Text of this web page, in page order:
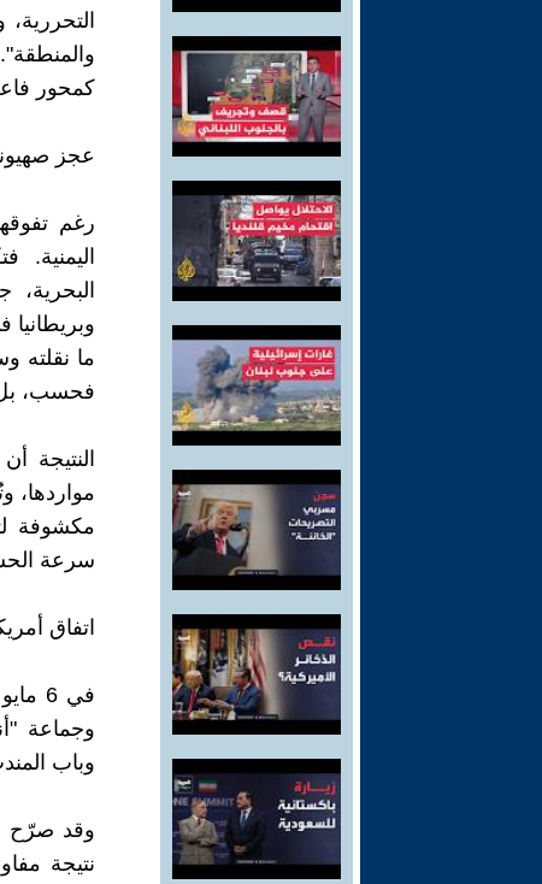
كمحور
عجز
رغم
ما نقلته
فحسب، بل
النتيجة
مواردها،
مكشوفة
سرعة
اتفاق
وجماعة
وباب
وقد صرّح
نتيجة